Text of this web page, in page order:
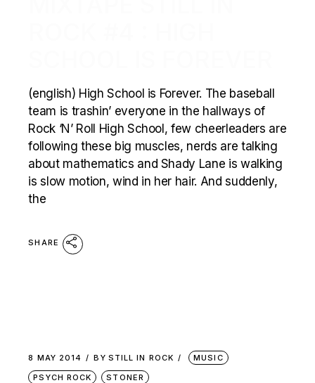
(english) High School is Forever. The baseball
team is trashin’ everyone in the hallways of
Rock ‘N’ Roll High School, few cheerleaders are
following these big muscles, nerds are talking
about mathematics and Shady Lane is walking
is slow motion, wind in her hair. And suddenly,
the
SHARE
8 MAY 2014 BY STILL IN ROCK
MUSIC
PSYCH ROCK
STONER